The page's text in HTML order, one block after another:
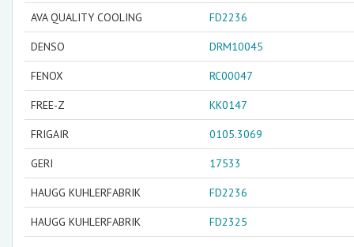
AVA QUALITY COOLING FD2236
DENSO DRM10045
FENOX RC00047
FREE-Z KK0147
FRIGAIR 0105.3069
GERI 17533
HAUGG KUHLERFABRIK FD2236
HAUGG KUHLERFABRIK FD2325